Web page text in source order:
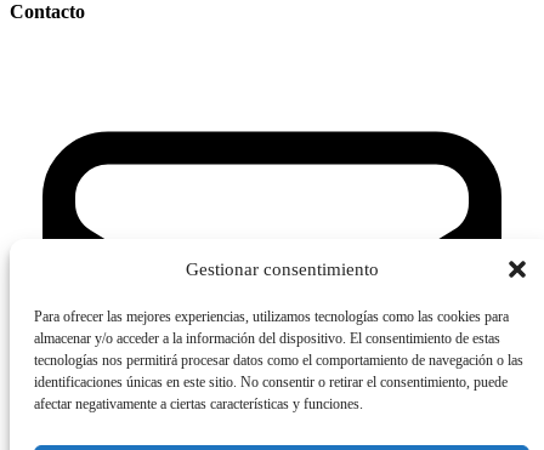
Gestionar consentimiento
Para ofrecer las mejores experiencias, utilizamos tecnologías como las cookies para
almacenar y/o acceder a la información del dispositivo. El consentimiento de estas
tecnologías nos permitirá procesar datos como el comportamiento de navegación o las
identificaciones únicas en este sitio. No consentir o retirar el consentimiento, puede
afectar negativamente a ciertas características y funciones.
Contacto